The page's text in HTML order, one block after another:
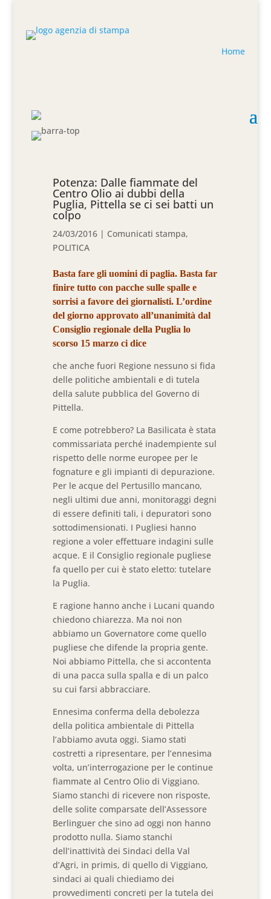
Home
Potenza: Dalle fiammate del
Centro Olio ai dubbi della
Puglia, Pittella se ci sei batti un
colpo
24/03/2016 | Comunicati stampa,
POLITICA
Basta fare gli uomini di paglia. Basta far
finire tutto con pacche sulle spalle e
sorrisi a favore dei giornalisti. L’ordine
del giorno approvato all’unanimità dal
Consiglio regionale della Puglia lo
scorso 15 marzo ci dice
che anche fuori Regione nessuno si fida
delle politiche ambientali e di tutela
della salute pubblica del Governo di
Pittella.
E come potrebbero? La Basilicata è stata
commissariata perché inadempiente sul
rispetto delle norme europee per le
fognature e gli impianti di depurazione.
Per le acque del Pertusillo mancano,
negli ultimi due anni, monitoraggi degni
di essere definiti tali, i depuratori sono
sottodimensionati. I Pugliesi hanno
regione a voler effettuare indagini sulle
acque. E il Consiglio regionale pugliese
fa quello per cui è stato eletto: tutelare
la Puglia.
E ragione hanno anche i Lucani quando
chiedono chiarezza. Ma noi non
abbiamo un Governatore come quello
pugliese che difende la propria gente.
Noi abbiamo Pittella, che si accontenta
di una pacca sulla spalla e di un palco
su cui farsi abbracciare.
Ennesima conferma della debolezza
della politica ambientale di Pittella
l’abbiamo avuta oggi. Siamo stati
costretti a ripresentare, per l’ennesima
volta, un’interrogazione per le continue
fiammate al Centro Olio di Viggiano.
Siamo stanchi di ricevere non risposte,
delle solite comparsate dell’Assessore
Berlinguer che sino ad oggi non hanno
prodotto nulla. Siamo stanchi
dell’inattività dei Sindaci della Val
d’Agri, in primis, di quello di Viggiano,
sindaci ai quali chiediamo dei
provvedimenti concreti per la tutela dei